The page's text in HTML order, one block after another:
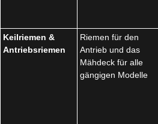
Keilriemen &
Antriebsriemen
Riemen für den
Antrieb und das
Mähdeck für alle
gängigen Modelle